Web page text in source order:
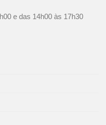
e das 14h00 às 17h30